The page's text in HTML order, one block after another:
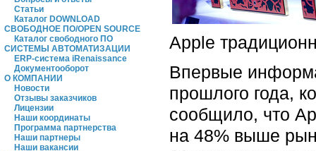
Статьи
Каталог DOWNLOAD
СВОБОДНОЕ ПО/OPEN SOURCE
Каталог свободного ПО
СИСТЕМЫ АВТОМАТИЗАЦИИ
ERP-система iRenaissance
Документооборот
О КОМПАНИИ
Новости
Отзывы заказчиков
Лицензии
Наши координаты
Программа партнерства
Наши партнеры
Наши вакансии
Apple
Впервые
прошлого года,
сообщило, что
на 48% выше